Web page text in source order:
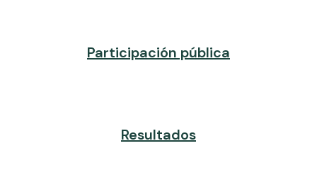
Participación pública
Resultados